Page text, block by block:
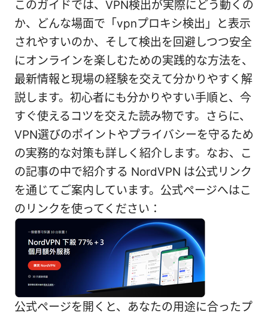
このガイドでは、VPN検出が実際にどう動くの
か、どんな場面で「vpnプロキシ検出」と表示
されやすいのか、そして検出を回避しつつ安全
にオンラインを楽しむための実践的な方法を、
最新情報と現場の経験を交えて分かりやすく解
説します。初心者にも分かりやすい手順と、今
すぐ使えるコツを交えた読み物です。さらに、
VPN選びのポイントやプライバシーを守るため
の実務的な対策も詳しく紹介します。なお、こ
の記事の中で紹介する NordVPN は公式リンク
を通じてご案内しています。公式ページへはこ
のリンクを使ってください：
公式ページを開くと、あなたの用途に合ったプ